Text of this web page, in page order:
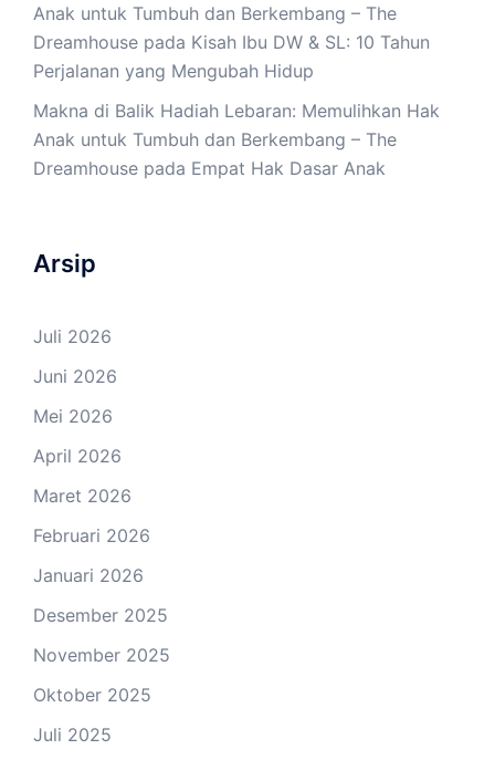
Anak untuk Tumbuh dan Berkembang – The
Dreamhouse pada Kisah Ibu DW & SL: 10 Tahun
Perjalanan yang Mengubah Hidup
Makna di Balik Hadiah Lebaran: Memulihkan Hak
Anak untuk Tumbuh dan Berkembang – The
Dreamhouse pada Empat Hak Dasar Anak
Arsip
Juli 2026
Juni 2026
Mei 2026
April 2026
Maret 2026
Februari 2026
Januari 2026
Desember 2025
November 2025
Oktober 2025
Juli 2025